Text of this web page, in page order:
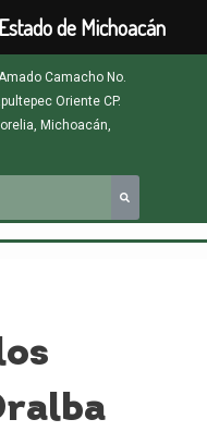
Camacho No.
Oriente CP.
Michoacán,
de Michoacán